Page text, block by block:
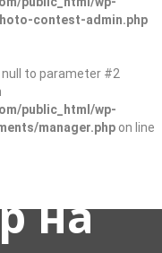
contest-admin.php
to parameter #2
public_html/wp-
manager.php on line
на